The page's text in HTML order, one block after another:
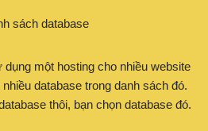
một hosting cho nhiều website
database trong danh sách đó.
thôi, bạn chọn database đó.